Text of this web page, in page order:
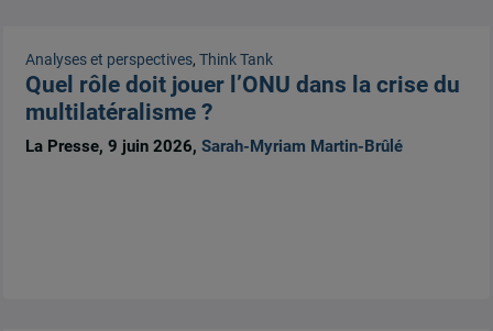
Analyses et perspectives, Think Tank
Quel rôle doit jouer l’ONU dans la crise du
multilatéralisme ?
La Presse, 9 juin 2026, Sarah-Myriam Martin-Brûlé